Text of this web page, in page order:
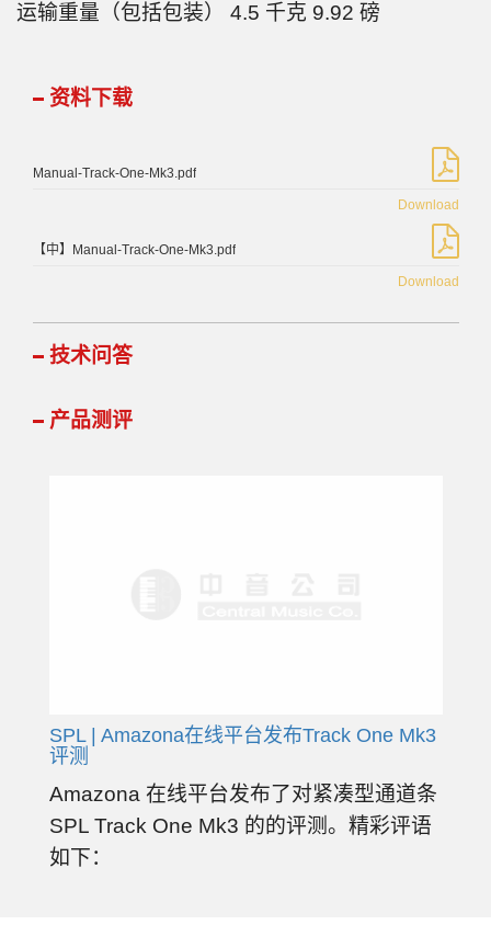
运输重量（包括包装） 4.5 千克 9.92 磅
资料下载
Manual-Track-One-Mk3.pdf
Download
【中】Manual-Track-One-Mk3.pdf
Download
技术问答
产品测评
SPL | Amazona在线平台发布Track One Mk3
评测
Amazona 在线平台发布了对紧凑型通道条
SPL Track One Mk3 的的评测。精彩评语
如下：